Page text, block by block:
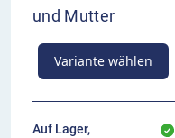
Überblick
Fahrzeuge dürfen
100 km/h nicht
Aufstellung mit
Gefahrstelle
und Mutter
Variante wählen
Auf Lager,